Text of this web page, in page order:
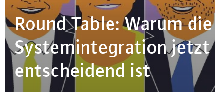
Round Table: Warum die
Sys­tem­in­te­gra­ti­on jetzt
ent­schei­dend ist